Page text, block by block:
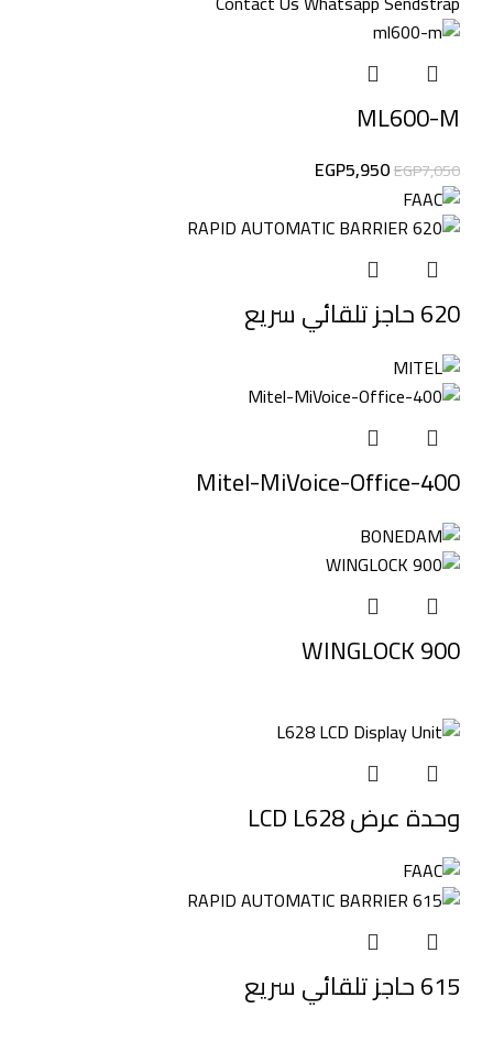
ML600-M
EGP7,050
EGP5,950
620 حاجز تلقائي سريع
Mitel-MiVoice-Office-400
WINGLOCK 900
وحدة عرض LCD L628
615 حاجز تلقائي سريع